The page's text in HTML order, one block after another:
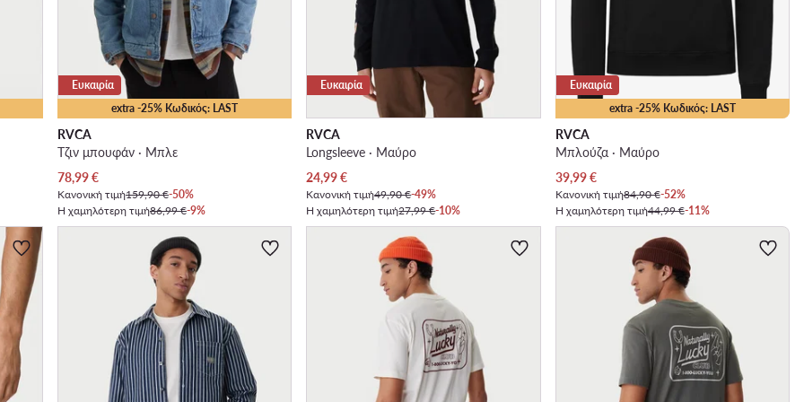
extra -25% Κωδικός: LAST
Ευκαιρία
RVCA
Τζιν μπουφάν · Μπλε
Τρέχουσα τιμή
78,99€
Κανονική τιμή159,90 €-50%
Η χαμηλότερη τιμή86,99 €-9%
Ευκαιρία
RVCA
Longsleeve · Μαύρο
Τρέχουσα τιμή
24,99€
Κανονική τιμή49,90 €-49%
Η χαμηλότερη τιμή27,99 €-10%
extra -25% Κωδικός: LAST
Ευκαιρία
RVCA
Μπλούζα · Μαύρο
Τρέχουσα τιμή
39,99€
Κανονική τιμή84,90 €-52%
Η χαμηλότερη τιμή44,99 €-11%